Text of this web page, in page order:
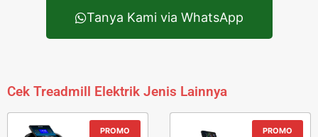
Tanya Kami via WhatsApp
Cek Treadmill Elektrik Jenis Lainnya
PROMO PROMO